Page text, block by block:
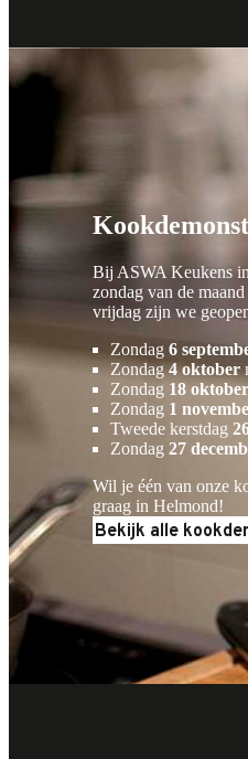
Kookdemo's
Bij ASWA Keukens
zondag van de
vrijdag zijn we
Zondag 6
Zondag4 oktober
Zondag 18
Zondag 1
Tweede kerstdag
Zondag 27
Wil je één van onze
graag in Helmond!
Bekijk alle